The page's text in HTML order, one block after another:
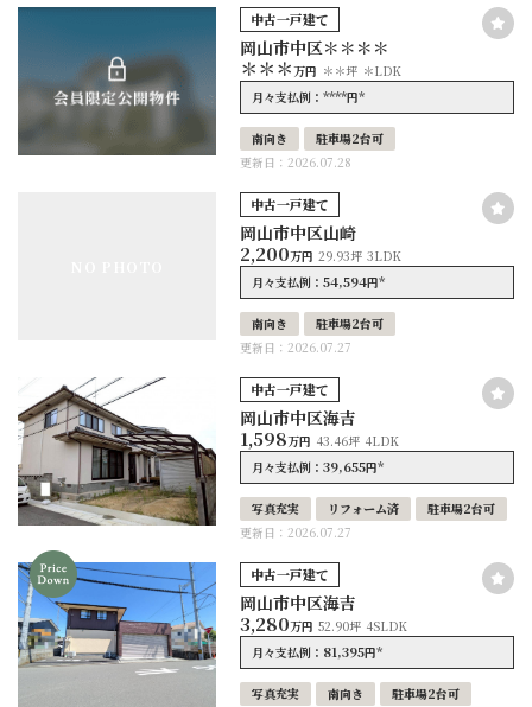
中古一戸建て
岡山市中区＊＊＊＊
＊＊＊万円 ＊＊坪 ＊LDK
月々支払例：****円*
南向き
駐車場2台可
更新日：2026.07.28
中古一戸建て
岡山市中区山崎
2,200万円 29.93坪 3LDK
月々支払例：54,594円*
南向き
駐車場2台可
更新日：2026.07.27
中古一戸建て
岡山市中区海吉
1,598万円 43.46坪 4LDK
月々支払例：39,655円*
写真充実 リフォーム済
駐車場2台可
更新日：2026.07.27
中古一戸建て
岡山市中区海吉
3,280万円 52.90坪 4SLDK
月々支払例： 81,395円*
写真充実 南向き
駐車場2台可